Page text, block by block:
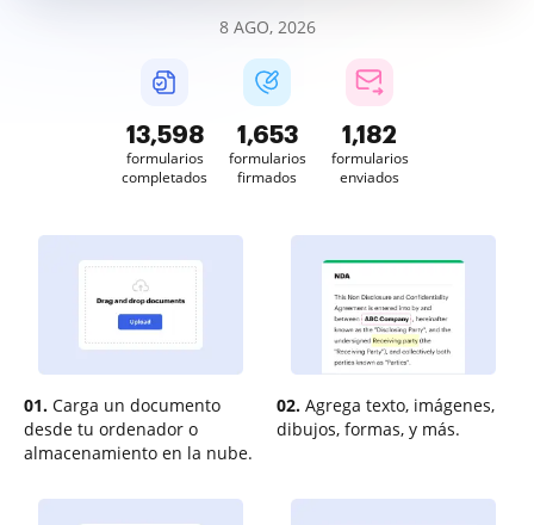
8 AGO, 2026
13,600
formularios
completados
1,653
formularios
firmados
1,182
formularios
enviados
01. Carga un documento
desde tu ordenador o
almacenamiento en la nube.
02. Agrega texto, imágenes,
dibujos, formas, y más.